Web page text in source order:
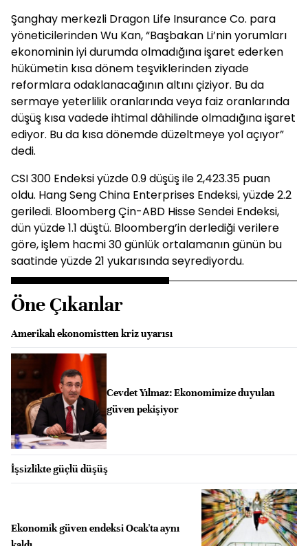
Şanghay merkezli Dragon Life Insurance Co. para
yöneticilerinden Wu Kan, “Başbakan Li’nin yorumları
ekonominin iyi durumda olmadığına işaret ederken
hükümetin kısa dönem teşviklerinden ziyade
reformlara odaklanacağının altını çiziyor. Bu da
sermaye yeterlilik oranlarında veya faiz oranlarında
düşüş kısa vadede ihtimal dâhilinde olmadığına işaret
ediyor. Bu da kısa dönemde düzeltmeye yol açıyor”
dedi.
CSI 300 Endeksi yüzde 0.9 düşüş ile 2,423.35 puan
oldu. Hang Seng China Enterprises Endeksi, yüzde 2.2
geriledi. Bloomberg Çin-ABD Hisse Sendei Endeksi,
dün yüzde 1.1 düştü. Bloomberg’in derlediği verilere
göre, işlem hacmi 30 günlük ortalamanın günün bu
saatinde yüzde 21 yukarısında seyrediyordu.
Öne Çıkanlar
Amerikalı ekonomistten kriz uyarısı
Cevdet Yılmaz: Ekonomimize duyulan
güven pekişiyor
İşsizlikte güçlü düşüş
Ekonomik güven endeksi Ocak'ta aynı